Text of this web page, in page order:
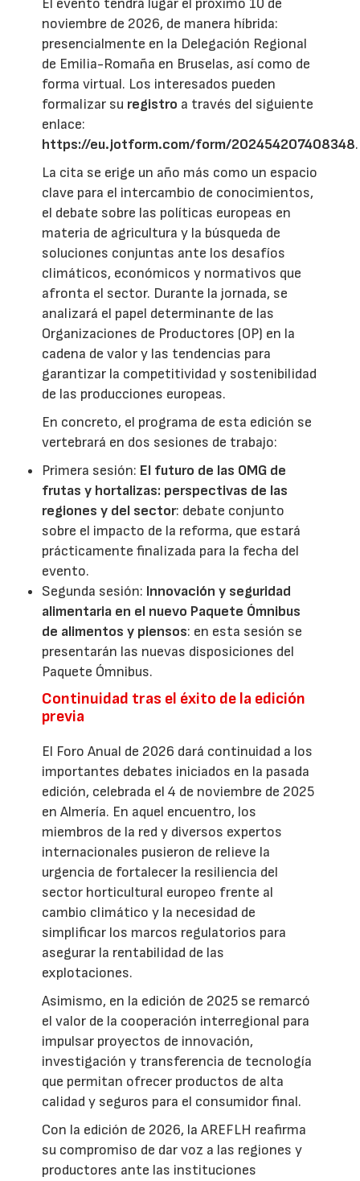
El evento tendrá lugar el próximo 10 de
noviembre de 2026, de manera híbrida:
presencialmente en la Delegación Regional
de Emilia-Romaña en Bruselas, así como de
forma virtual. Los interesados pueden
formalizar su registro a través del siguiente
enlace:
https://eu.jotform.com/form/202454207408348.
La cita se erige un año más como un espacio
clave para el intercambio de conocimientos,
el debate sobre las políticas europeas en
materia de agricultura y la búsqueda de
soluciones conjuntas ante los desafíos
climáticos, económicos y normativos que
afronta el sector. Durante la jornada, se
analizará el papel determinante de las
Organizaciones de Productores (OP) en la
cadena de valor y las tendencias para
garantizar la competitividad y sostenibilidad
de las producciones europeas.
En concreto, el programa de esta edición se
vertebrará en dos sesiones de trabajo:
Primera sesión: El futuro de las OMG de
frutas y hortalizas: perspectivas de las
regiones y del sector: debate conjunto
sobre el impacto de la reforma, que estará
prácticamente finalizada para la fecha del
evento.
Segunda sesión: Innovación y seguridad
alimentaria en el nuevo Paquete Ómnibus
de alimentos y piensos: en esta sesión se
presentarán las nuevas disposiciones del
Paquete Ómnibus.
Continuidad tras el éxito de la edición
previa
El Foro Anual de 2026 dará continuidad a los
importantes debates iniciados en la pasada
edición, celebrada el 4 de noviembre de 2025
en Almería. En aquel encuentro, los
miembros de la red y diversos expertos
internacionales pusieron de relieve la
urgencia de fortalecer la resiliencia del
sector horticultural europeo frente al
cambio climático y la necesidad de
simplificar los marcos regulatorios para
asegurar la rentabilidad de las
explotaciones.
Asimismo, en la edición de 2025 se remarcó
el valor de la cooperación interregional para
impulsar proyectos de innovación,
investigación y transferencia de tecnología
que permitan ofrecer productos de alta
calidad y seguros para el consumidor final.
Con la edición de 2026, la AREFLH reafirma
su compromiso de dar voz a las regiones y
productores ante las instituciones